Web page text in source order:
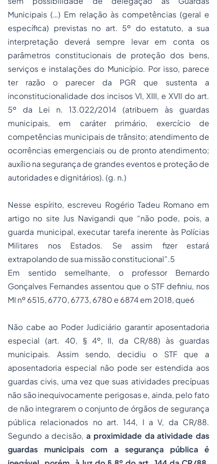
Municipais (…) Em relação às competências (geral e
específica) previstas no art. 5º do estatuto, a sua
interpretação deverá sempre levar em conta os
parâmetros constitucionais de proteção dos bens,
serviços e instalações do Município. Por isso, parece
ter razão o parecer da PGR que sustenta a
inconstitucionalidade dos incisos VI, XIII, e XVII do art.
5º da Lei n. 13.022/2014 (atribuem às guardas
municipais, em caráter primário, exercício de
competências municipais de trânsito; atendimento de
ocorrências emergenciais ou de pronto atendimento;
auxílio na segurança de grandes eventos e proteção de
autoridades e dignitários). (g. n.)
Nesse espírito, escreveu Rogério Tadeu Romano em
artigo no site Jus Navigandi que “não pode, pois, a
guarda municipal, executar tarefa inerente às Polícias
Militares nos Estados. Se assim fizer estará
extrapolando de sua missão constitucional”.5
Em sentido semelhante, o professor Bernardo
Gonçalves Fernandes assentou que o STF definiu, nos
MI nº 6515, 6770, 6773, 6780 e 6874 em 2018, que6
Não cabe ao Poder Judiciário garantir aposentadoria
especial (art. 40, § 4º, II, da CR/88) às guardas
municipais. Assim sendo, decidiu o STF que a
aposentadoria especial não pode ser estendida aos
guardas civis, uma vez que suas atividades precípuas
não são inequivocamente perigosas e, ainda, pelo fato
de não integrarem o conjunto de órgãos de segurança
pública relacionados no art. 144, I a V, da CR/88.
Segundo a decisão,a proximidade da atividade das
guardas municipais com a segurança pública é